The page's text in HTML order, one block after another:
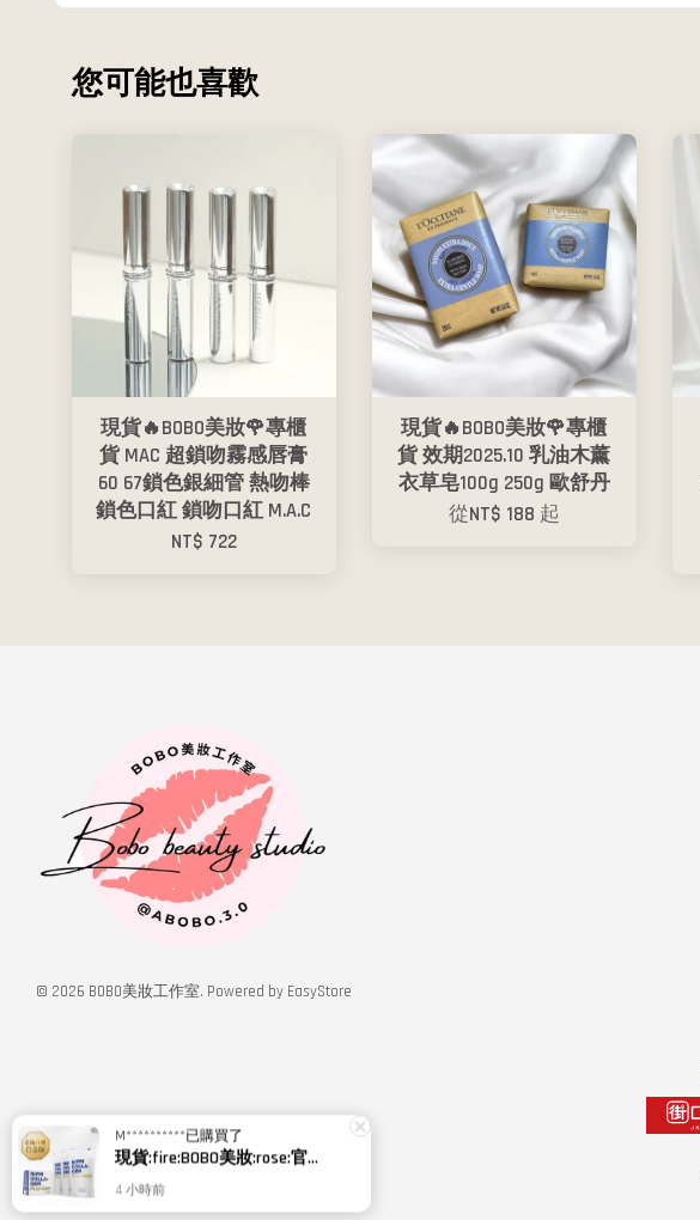
您可能也喜歡
現貨🔥BOBO美妝🌹專櫃
貨 MAC 超鎖吻霧感唇膏
60 67鎖色銀細管 熱吻棒
鎖色口紅 鎖吻口紅 M.A.C
NT$ 722
現貨🔥BOBO美妝🌹專櫃
貨 效期2025.10 乳油木薰
衣草皂100g 250g 歐舒丹
從NT$ 188 起
© 2026 BOBO美妝工作室. Powered by EasyStore
M**********已購買了
現貨:fire:BOBO美妝:rose:官方授權經銷 日本NIPPI 日本製100%純膠原蛋白胜肽白金版 1盒3袋(附5g湯匙) 易吸收
4 小時前